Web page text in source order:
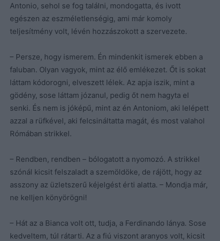
Antonio, sehol se fog találni, mondogatta, és ivott
egészen az eszméletlenségig, ami már komoly
teljesítmény volt, lévén hozzászokott a szervezete.
– Persze, hogy ismerem. Én mindenkit ismerek ebben a
faluban. Olyan vagyok, mint az élő emlékezet. Őt is sokat
láttam kódorogni, elveszett lélek. Az apja iszik, mint a
gödény, sose láttam józanul, pedig őt nem hagyta el
senki. És nem is jóképű, mint az én Antoniom, aki lelépett
azzal a rüfkével, aki felcsináltatta magát, és most valahol
Rómában strikkel.
– Rendben, rendben – bólogatott a nyomozó. A strikkel
szónál kicsit felszaladt a szemöldöke, de rájött, hogy az
asszony az üzletszerű kéjelgést érti alatta. – Mondja már,
ne kelljen könyörögni!
– Hát az a Bianca volt ott, tudja, a Ferdinando lánya. Sose
kedveltem, túl rátarti. Az a fiú viszont aranyos volt, kicsit